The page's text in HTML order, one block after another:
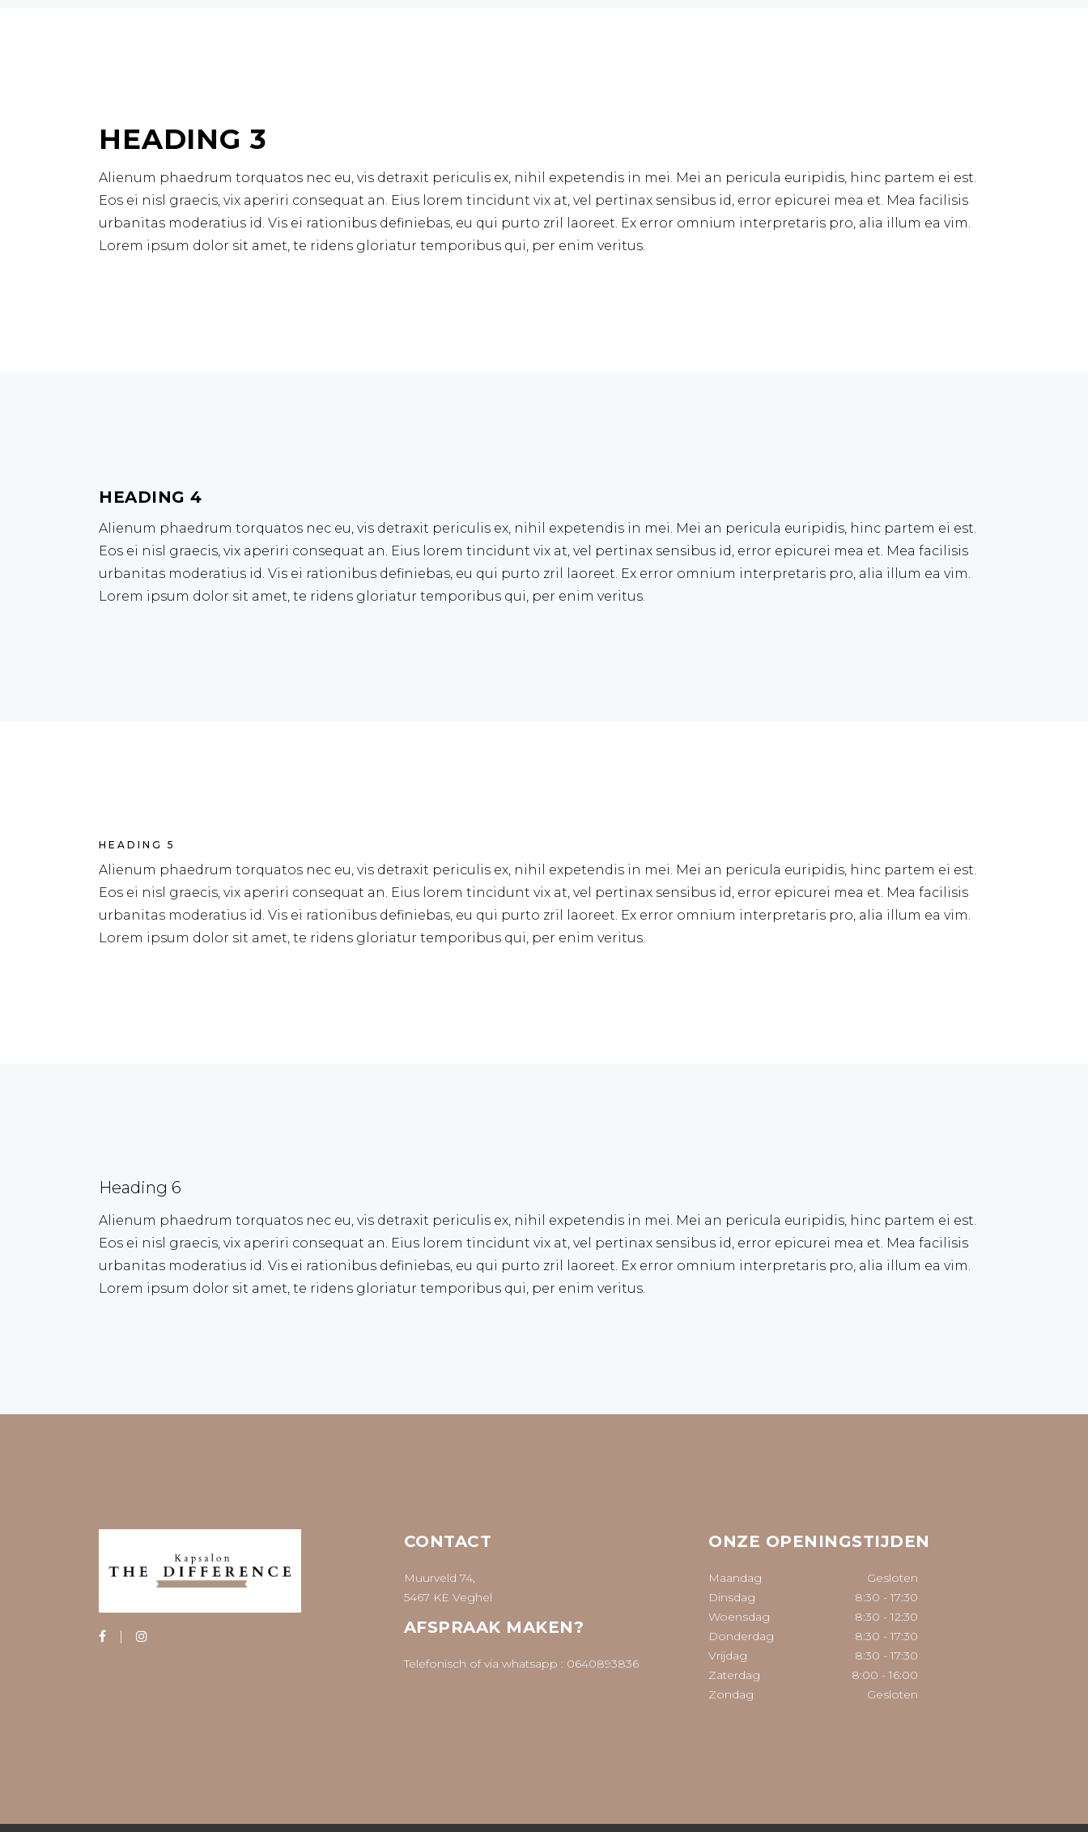
HEADING 3
Alienum phaedrum torquatos nec eu, vis detraxit periculis ex, nihil expetendis in mei. Mei an pericula euripidis, hinc partem ei est.
Eos ei nisl graecis, vix aperiri consequat an. Eius lorem tincidunt vix at, vel pertinax sensibus id, error epicurei mea et. Mea facilisis
urbanitas moderatius id. Vis ei rationibus definiebas, eu qui purto zril laoreet. Ex error omnium interpretaris pro, alia illum ea vim.
Lorem ipsum dolor sit amet, te ridens gloriatur temporibus qui, per enim veritus.
HEADING 4
Alienum phaedrum torquatos nec eu, vis detraxit periculis ex, nihil expetendis in mei. Mei an pericula euripidis, hinc partem ei est.
Eos ei nisl graecis, vix aperiri consequat an. Eius lorem tincidunt vix at, vel pertinax sensibus id, error epicurei mea et. Mea facilisis
urbanitas moderatius id. Vis ei rationibus definiebas, eu qui purto zril laoreet. Ex error omnium interpretaris pro, alia illum ea vim.
Lorem ipsum dolor sit amet, te ridens gloriatur temporibus qui, per enim veritus.
HEADING 5
Alienum phaedrum torquatos nec eu, vis detraxit periculis ex, nihil expetendis in mei. Mei an pericula euripidis, hinc partem ei est.
Eos ei nisl graecis, vix aperiri consequat an. Eius lorem tincidunt vix at, vel pertinax sensibus id, error epicurei mea et. Mea facilisis
urbanitas moderatius id. Vis ei rationibus definiebas, eu qui purto zril laoreet. Ex error omnium interpretaris pro, alia illum ea vim.
Lorem ipsum dolor sit amet, te ridens gloriatur temporibus qui, per enim veritus.
Heading 6
Alienum phaedrum torquatos nec eu, vis detraxit periculis ex, nihil expetendis in mei. Mei an pericula euripidis, hinc partem ei est.
Eos ei nisl graecis, vix aperiri consequat an. Eius lorem tincidunt vix at, vel pertinax sensibus id, error epicurei mea et. Mea facilisis
urbanitas moderatius id. Vis ei rationibus definiebas, eu qui purto zril laoreet. Ex error omnium interpretaris pro, alia illum ea vim.
Lorem ipsum dolor sit amet, te ridens gloriatur temporibus qui, per enim veritus.
CONTACT
Muurveld 74,
5467 KE Veghel
AFSPRAAK MAKEN?
Telefonisch of via whatsapp : 0640893836
ONZE OPENINGSTIJDEN
Maandag
Gesloten
Dinsdag
8:30 - 17:30
Woensdag
8:30 - 12:30
Donderdag
8:30 - 17:30
Vrijdag
8:30 - 17:30
Zaterdag
8:00 - 16:00
Zondag
Gesloten